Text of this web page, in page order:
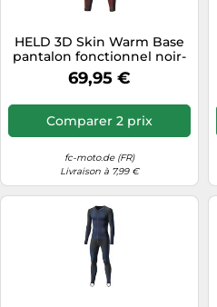
HELD 3D Skin Warm Base
pantalon fonctionnel noir-
rouge S
69,95 €
Comparer 2 prix
fc-moto.de (FR)
Livraison à 7,99 €